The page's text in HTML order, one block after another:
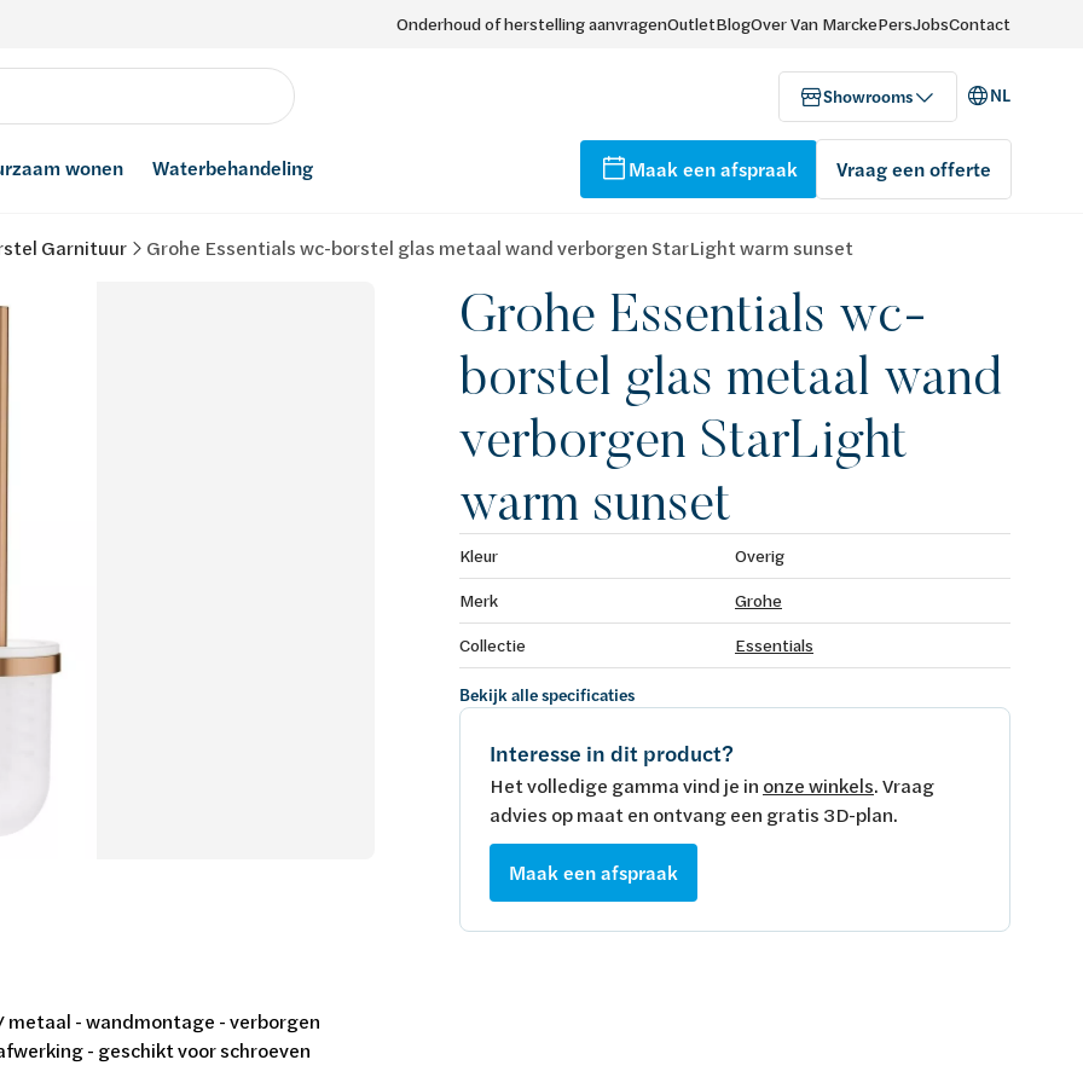
Onderhoud of herstelling aanvragenOutletBlogOver Van MarckePersJobsContact
Showrooms NL
wonen Waterbehandeling Maak een afspraak Vraag een offerte
Garnituur Grohe Essentials wc-borstel glas metaal wand verborgen StarLight warm sunset
Grohe Essentials wc-
borstel glas metaal wand
verborgen StarLight
warm sunset
Kleur
Overig
Merk
Grohe
Collectie
Essentials
Bekijk alle specificaties
Interesse in dit product?
Het volledige gamma vind je in onze winkels. Vraag
advies op maat en ontvang een gratis 3D-plan.
Maak een afspraak
- wandmontage - verborgen
- geschikt voor schroeven